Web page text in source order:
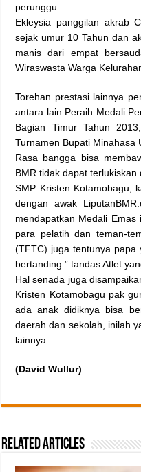
perunggu.
Ekleysia panggilan akrab
sejak umur 10 Tahun dan
manis dari empat
Wiraswasta Warga
Torehan prestasi lainnya
antara lain Peraih Medali
Bagian Timur Tahun
Turnamen Bupati Minahasa
Rasa bangga bisa
BMR tidak dapat
SMP Kristen Kotamobagu,
dengan awak
mendapatkan Medali
para pelatih dan teman-
(TFTC) juga tentunya papa
bertanding ” tandas Atlet
Hal senada juga
Kristen Kotamobagu pak
ada anak didiknya bisa
daerah dan sekolah, inilah
lainnya ..
(David Wullur)
Related Articles